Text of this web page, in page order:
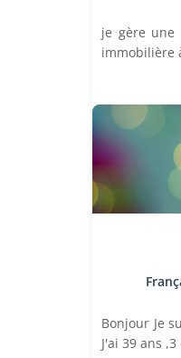
je gère une
immobilière
Bonjour Je
J'ai 39 ans